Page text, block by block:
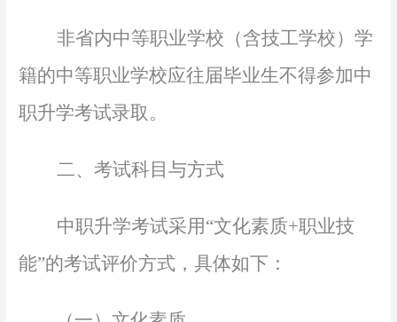
非省内中等职业学校（含技工学校）学
籍的中等职业学校应往届毕业生不得参加中
职升学考试录取。
二、考试科目与方式
中职升学考试采用 “文化素质+职业技
能”的考试评价方式，具体如下：